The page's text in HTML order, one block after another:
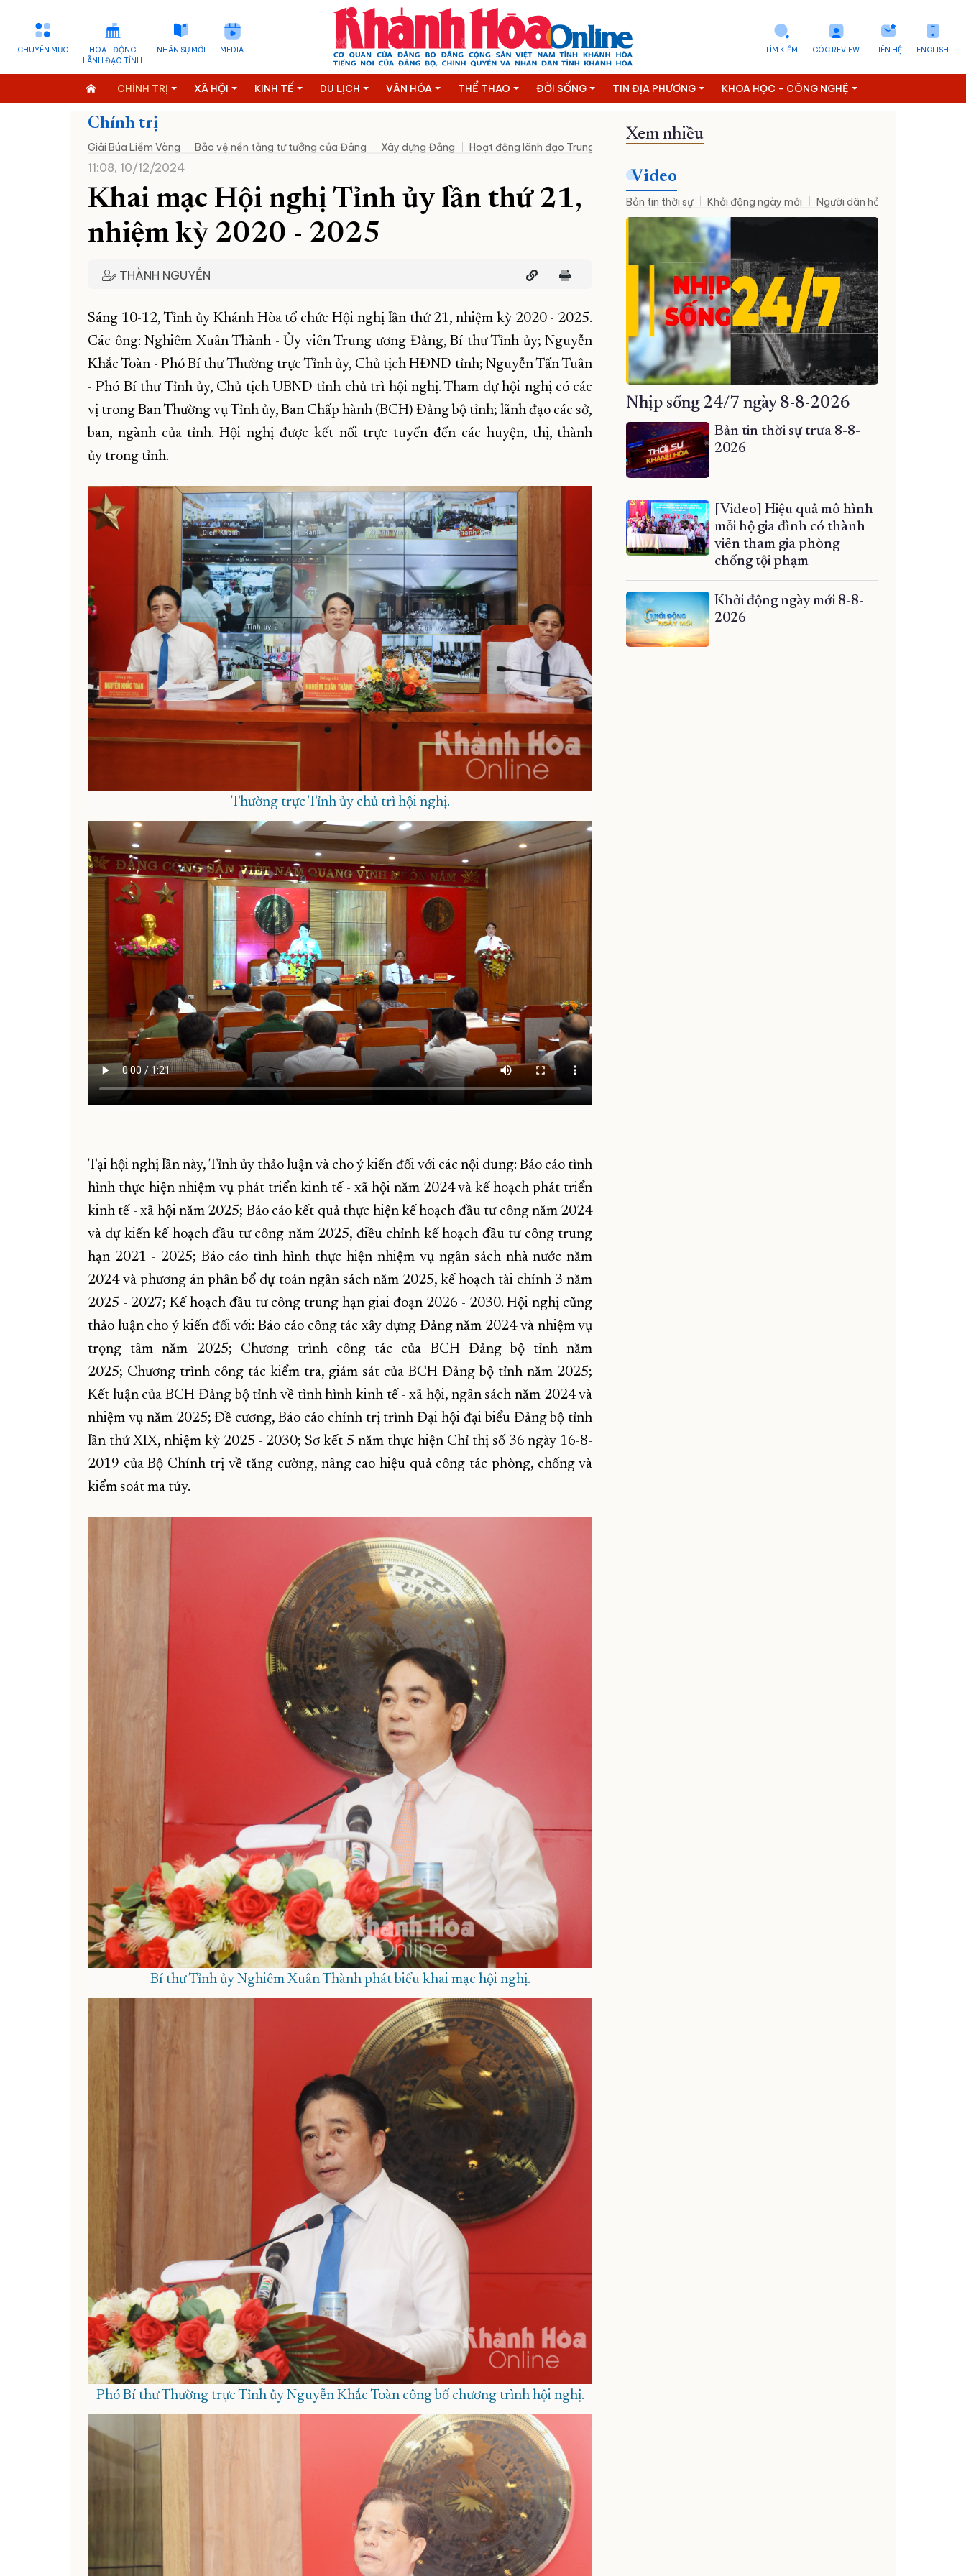
CHUYÊN MỤC
HOẠT ĐỘNG
LÃNH ĐẠO TỈNH
NHÂN SỰ MỚI MEDIA ENGLISH
LIÊN HỆ
GÓC REVIEW
TÌM KIẾM
CHÍNH TRỊ XÃ HỘI KINH TẾ DU LỊCH VĂN HÓA THỂ THAO ĐỜI SỐNG TIN ĐỊA PHƯƠNG KHOA HỌC - CÔNG NGHỆ
Chính trị
Giải Búa Liềm Vàng Bảo vệ nền tảng tư tưởng của Đảng Xây dựng Đảng Hoạt động lãnh đạo Trung ương Nhân sự mới
11:08, 10/12/2024
Khai mạc Hội nghị Tỉnh ủy lần thứ 21,
nhiệm kỳ 2020 - 2025
THÀNH NGUYỄN
Sáng 10-12, Tỉnh ủy Khánh Hòa tổ chức Hội nghị lần thứ 21, nhiệm kỳ 2020 - 2025.
Các ông: Nghiêm Xuân Thành - Ủy viên Trung ương Đảng, Bí thư Tỉnh ủy; Nguyễn
Khắc Toàn - Phó Bí thư Thường trực Tỉnh ủy, Chủ tịch HĐND tỉnh; Nguyễn Tấn Tuân
- Phó Bí thư Tỉnh ủy, Chủ tịch UBND tỉnh chủ trì hội nghị. Tham dự hội nghị có các
vị trong Ban Thường vụ Tỉnh ủy, Ban Chấp hành (BCH) Đảng bộ tỉnh; lãnh đạo các sở,
ban, ngành của tỉnh. Hội nghị được kết nối trực tuyến đến các huyện, thị, thành
ủy trong tỉnh.
Thường trực Tỉnh ủy chủ trì hội nghị.
Tại hội nghị lần này, Tỉnh ủy thảo luận và cho ý kiến đối với các nội dung: Báo cáo tình
hình thực hiện nhiệm vụ phát triển kinh tế - xã hội năm 2024 và kế hoạch phát triển
kinh tế - xã hội năm 2025; Báo cáo kết quả thực hiện kế hoạch đầu tư công năm 2024
và dự kiến kế hoạch đầu tư công năm 2025, điều chỉnh kế hoạch đầu tư công trung
hạn 2021 - 2025; Báo cáo tình hình thực hiện nhiệm vụ ngân sách nhà nước năm
2024 và phương án phân bổ dự toán ngân sách năm 2025, kế hoạch tài chính 3 năm
2025 - 2027; Kế hoạch đầu tư công trung hạn giai đoạn 2026 - 2030. Hội nghị cũng
thảo luận cho ý kiến đối với: Báo cáo công tác xây dựng Đảng năm 2024 và nhiệm vụ
trọng tâm năm 2025; Chương trình công tác của BCH Đảng bộ tỉnh năm
2025; Chương trình công tác kiểm tra, giám sát của BCH Đảng bộ tỉnh năm 2025;
Kết luận của BCH Đảng bộ tỉnh về tình hình kinh tế - xã hội, ngân sách năm 2024 và
nhiệm vụ năm 2025; Đề cương, Báo cáo chính trị trình Đại hội đại biểu Đảng bộ tỉnh
lần thứ XIX, nhiệm kỳ 2025 - 2030; Sơ kết 5 năm thực hiện Chỉ thị số 36 ngày 16-8-
2019 của Bộ Chính trị về tăng cường, nâng cao hiệu quả công tác phòng, chống và
kiểm soát ma túy.
Bí thư Tỉnh ủy Nghiêm Xuân Thành phát biểu khai mạc hội nghị.
Phó Bí thư Thường trực Tỉnh ủy Nguyễn Khắc Toàn công bố chương trình hội nghị.
Xem nhiều
Video
Bản tin thời sự Khởi động ngày mới Người dân hỏi – Cơ quan nhà
Nhịp sống 24/7 ngày 8-8-2026
Bản tin thời sự trưa 8-8-
2026
[Video] Hiệu quả mô hình
mỗi hộ gia đình có thành
viên tham gia phòng
chống tội phạm
Khởi động ngày mới 8-8-
2026